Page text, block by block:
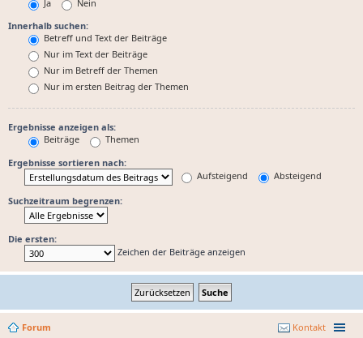
Ja
Nein
Innerhalb suchen:
Betreff und Text der Beiträge
Nur im Text der Beiträge
Nur im Betreff der Themen
Nur im ersten Beitrag der Themen
Ergebnisse anzeigen als:
Beiträge
Themen
Ergebnisse sortieren nach:
Aufsteigend
Absteigend
Suchzeitraum begrenzen:
Die ersten:
Zeichen der Beiträge anzeigen
Forum Kontakt